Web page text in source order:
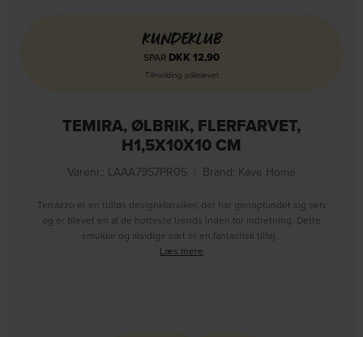
KUNDEKLUB
SPAR DKK 12,90
Tilmelding påkrævet
TEMIRA, ØLBRIK, FLERFARVET,
H1,5X10X10 CM
Varenr.: LAAA7957PR05 Brand: Kave Home
Terrazzo er en tidløs designklassiker, der har genopfundet sig selv
og er blevet en af de hotteste trends inden for indretning. Dette
smukke og alsidige sæt er en fantastisk tilføj…
Læs mere